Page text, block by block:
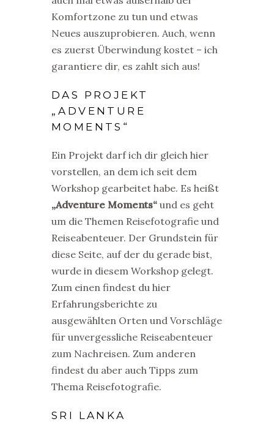
Komfortzone zu tun und etwas
Neues auszuprobieren. Auch, wenn
es zuerst Überwindung kostet – ich
garantiere dir, es zahlt sich aus!
DAS PROJEKT
„ADVENTURE
MOMENTS“
Ein Projekt darf ich dir gleich hier
vorstellen, an dem ich seit dem
Workshop gearbeitet habe. Es heißt
„Adventure Moments“ und es geht
um die Themen Reisefotografie und
Reiseabenteuer. Der Grundstein für
diese Seite, auf der du gerade bist,
wurde in diesem Workshop gelegt.
Zum einen findest du hier
Erfahrungsberichte zu
ausgewählten Orten und Vorschläge
für unvergessliche Reiseabenteuer
zum Nachreisen. Zum anderen
findest du aber auch Tipps zum
Thema Reisefotografie.
SRI LANKA